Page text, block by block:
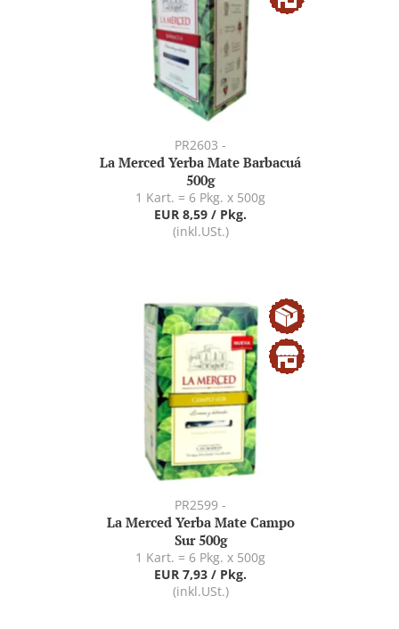
PR2603 -
La Merced Yerba Mate Barbacuá
500g
1 Kart. = 6 Pkg. x 500g
EUR 8,59 / Pkg.
(inkl.USt.)
PR2599 -
La Merced Yerba Mate Campo
Sur 500g
1 Kart. = 6 Pkg. x 500g
EUR 7,93 / Pkg.
(inkl.USt.)